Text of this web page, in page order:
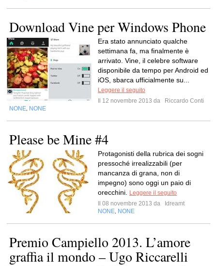
Download Vine per Windows Phone
Era stato annunciato qualche
settimana fa, ma finalmente è
arrivato. Vine, il celebre software
disponibile da tempo per Android ed
iOS, sbarca ufficialmente su...
Leggere il seguito
Il 12 novembre 2013 da
Riccardo Conti
NONE NONE
Please be Mine #4
Protagonisti della rubrica dei sogni
pressoché irrealizzabili (per
mancanza di grana, non di
impegno) sono oggi un paio di
orecchini.
Leggere il seguito
Il 08 novembre 2013 da
Idreamt
NONE NONE
Premio Campiello 2013. L’amore
graffia il mondo – Ugo Riccarelli